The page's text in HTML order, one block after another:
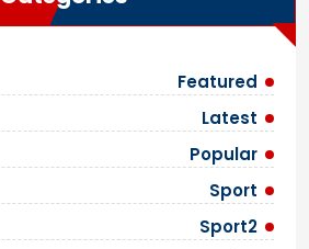
Featured
Latest
Popular
Sport
Sport2